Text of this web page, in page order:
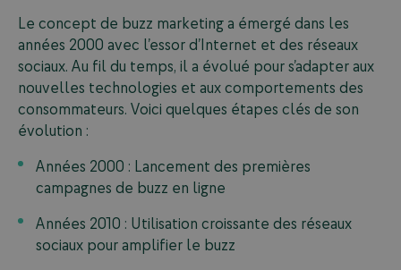
Le concept de buzz marketing a émergé dans les
années 2000 avec l’essor d’Internet et des réseaux
sociaux. Au fil du temps, il a évolué pour s’adapter aux
nouvelles technologies et aux comportements des
consommateurs. Voici quelques étapes clés de son
évolution :
Années 2000 : Lancement des premières
campagnes de buzz en ligne
Années 2010 : Utilisation croissante des réseaux
sociaux pour amplifier le buzz